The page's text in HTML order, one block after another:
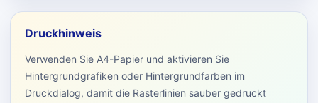
Druckhinweis
Verwenden Sie A4-Papier und aktivieren Sie
Hintergrundgrafiken oder Hintergrundfarben im
Druckdialog, damit die Rasterlinien sauber gedruckt